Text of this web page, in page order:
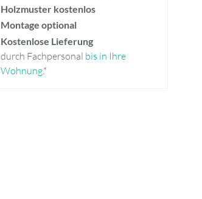
Holzmuster kostenlos
Montage optional
Kostenlose Lieferung
durch Fachpersonal bis in Ihre
Wohnung.*